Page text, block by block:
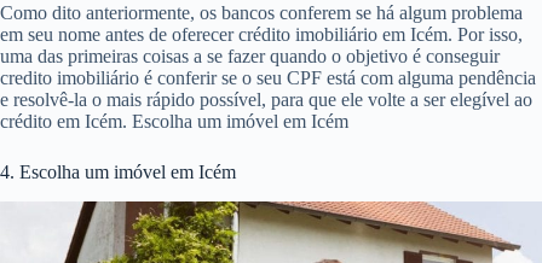
Como dito anteriormente, os bancos conferem se há algum problema
em seu nome antes de oferecer crédito imobiliário em Icém. Por isso,
uma das primeiras coisas a se fazer quando o objetivo é conseguir
credito imobiliário é conferir se o seu CPF está com alguma pendência
e resolvê-la o mais rápido possível, para que ele volte a ser elegível ao
crédito em Icém. Escolha um imóvel em Icém
4. Escolha um imóvel em Icém